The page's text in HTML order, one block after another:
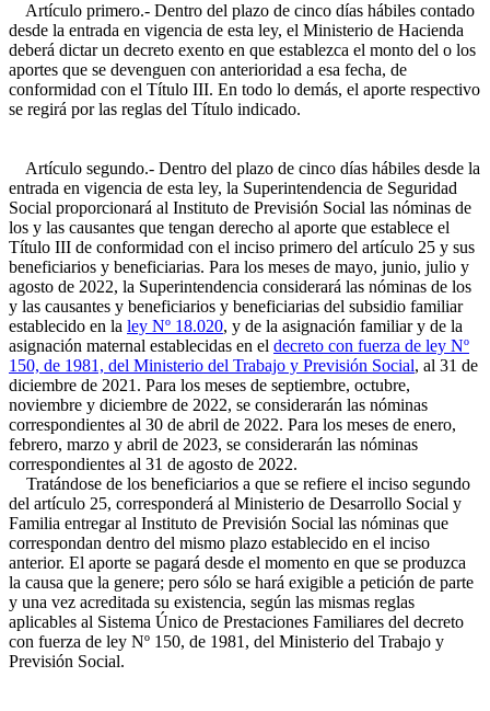
Artículo primero.- Dentro del plazo de cinco días hábiles contado
desde la entrada en vigencia de esta ley, el Ministerio de Hacienda
deberá dictar un decreto exento en que establezca el monto del o los
aportes que se devenguen con anterioridad a esa fecha, de
conformidad con el Título III. En todo lo demás, el aporte respectivo
se regirá por las reglas del Título indicado.
Artículo segundo.- Dentro del plazo de cinco días hábiles desde la
entrada en vigencia de esta ley, la Superintendencia de Seguridad
Social proporcionará al Instituto de Previsión Social las nóminas de
los y las causantes que tengan derecho al aporte que establece el
Título III de conformidad con el inciso primero del artículo 25 y sus
beneficiarios y beneficiarias. Para los meses de mayo, junio, julio y
agosto de 2022, la Superintendencia considerará las nóminas de los
y las causantes y beneficiarios y beneficiarias del subsidio familiar
establecido en la ley Nº 18.020, y de la asignación familiar y de la
asignación maternal establecidas en el decreto con fuerza de ley Nº
150, de 1981, del Ministerio del Trabajo y Previsión Social, al 31 de
diciembre de 2021. Para los meses de septiembre, octubre,
noviembre y diciembre de 2022, se considerarán las nóminas
correspondientes al 30 de abril de 2022. Para los meses de enero,
febrero, marzo y abril de 2023, se considerarán las nóminas
correspondientes al 31 de agosto de 2022.
Tratándose de los beneficiarios a que se refiere el inciso segundo
del artículo 25, corresponderá al Ministerio de Desarrollo Social y
Familia entregar al Instituto de Previsión Social las nóminas que
correspondan dentro del mismo plazo establecido en el inciso
anterior. El aporte se pagará desde el momento en que se produzca
la causa que la genere; pero sólo se hará exigible a petición de parte
y una vez acreditada su existencia, según las mismas reglas
aplicables al Sistema Único de Prestaciones Familiares del decreto
con fuerza de ley Nº 150, de 1981, del Ministerio del Trabajo y
Previsión Social.